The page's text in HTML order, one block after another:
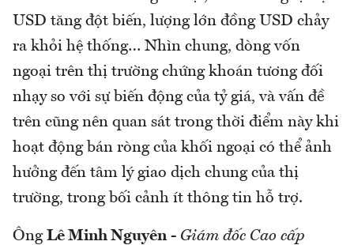
USD tăng đột biến, lượng lớn đồng USD chảy
ra khỏi hệ thống… Nhìn chung, dòng vốn
ngoại trên thị trường chứng khoán tương đối
nhạy so với sự biến động của tỷ giá, và vấn đề
trên cũng nên quan sát trong thời điểm này khi
hoạt động bán ròng của khối ngoại có thể ảnh
hưởng đến tâm lý giao dịch chung của thị
trường, trong bối cảnh ít thông tin hỗ trợ.
Ông Lê Minh Nguyên- Giám đốc Cao cấp